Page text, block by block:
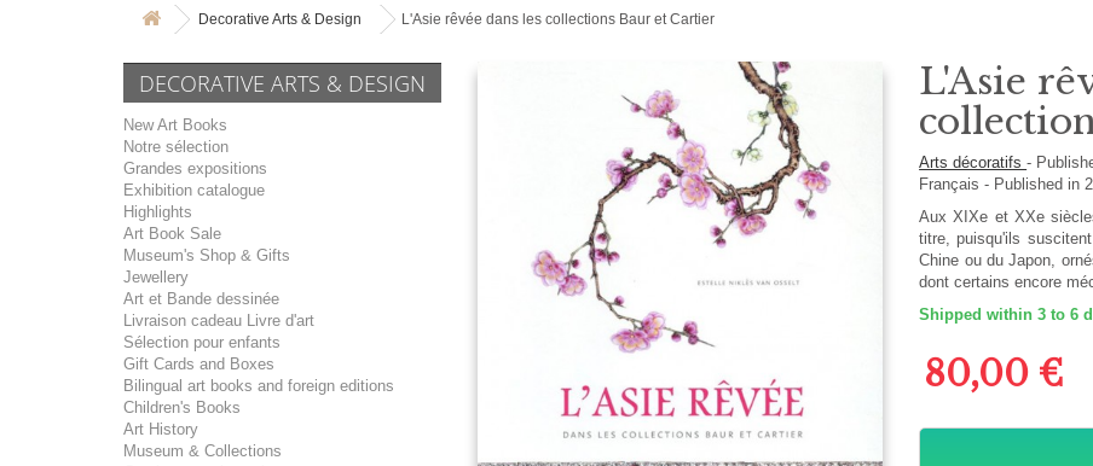
Decorative Arts & Design L'Asie rêvée dans les collections Baur et Cartier
DECORATIVE ARTS & DESIGN
New Art Books
Notre sélection
Grandes expositions
Exhibition catalogue
Highlights
Art Book Sale
Museum's Shop & Gifts
Jewellery
Art et Bande dessinée
Livraison cadeau Livre d'art
Sélection pour enfants
Gift Cards and Boxes
Bilingual art books and foreign editions
Children's Books
Art History
Museum & Collections
L'Asie
Arts décoratifs-
Français- Published in
Aux XIXe et XXe
titre, puisqu'ils
Chine ou du Japon,
dont certains encore
Shipped within 3 to 6
80,00 €